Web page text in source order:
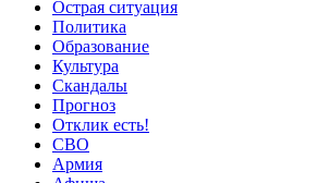
Острая ситуация
Политика
Образование
Культура
Скандалы
Прогноз
Отклик есть!
СВО
Армия